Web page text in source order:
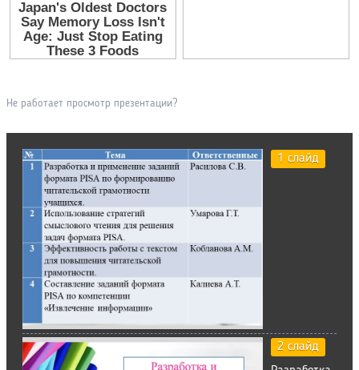
Не работает просмотр презентации?
1 слайд
2 слайд